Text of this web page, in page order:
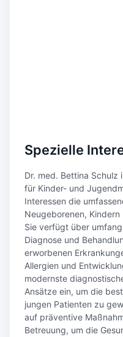
Spezielle
Dr. med. Bettina Schulz
für Kinder- und
Interessen die
Neugeborenen,
Sie verfügt über
Diagnose und
erworbenen
Allergien und
modernste
Ansätze ein, um die
jungen Patienten zu
auf präventive
Betreuung, um die